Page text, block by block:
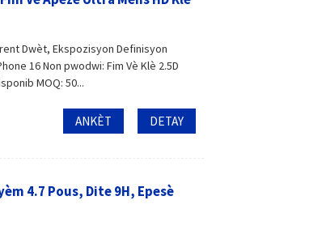
Dwèt, Ekspozisyon Definisyon
16 Non pwodwi: Fim Vè Klè 2.5D
MOQ: 50...
ANKÈT DETAY
4.7 Pous, Dite 9H, Epesè